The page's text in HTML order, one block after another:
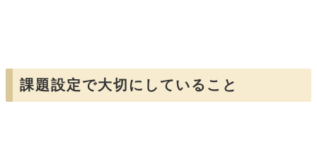
課題設定で大切にしていること